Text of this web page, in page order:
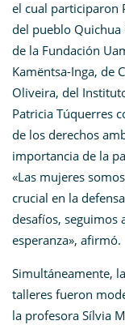
el cual participaron
del pueblo Quichua
de la Fundación
Kamëntsa-Inga, de
Oliveira, del
Patricia Túquerres
de los derechos
importancia de la
«Las mujeres
crucial en la
desafíos, seguimos
esperanza», afirmó.
Simultáneamente,
talleres fueron
la profesora Sílvia